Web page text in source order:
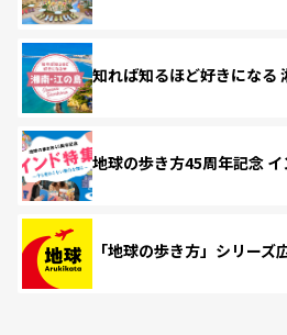
知れば知るほど好きになる
地球の歩き方45周年記念
「地球の歩き方」シリーズ